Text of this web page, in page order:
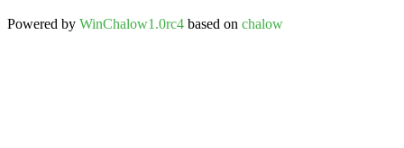
Powered by WinChalow1.0rc4 based on chalow